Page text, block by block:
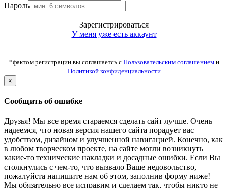
Пароль
Зарегистрироваться
У меня уже есть аккаунт
*фактом регистрации вы соглашаетсь с Пользовательским соглашениеми
Политикой конфиденциальности
×
Сообщить об ошибке
Друзья! Мы все время стараемся сделать сайт лучше. Очень
надеемся, что новая версия нашего сайта порадует вас
удобством, дизайном и улучшенной навигацией. Конечно, как
в любом творческом проекте, на сайте могли возникнуть
какие-то технические накладки и досадные ошибки. Если Вы
столкнулись с чем-то, что вызвало Ваше недовольство,
пожалуйста напишите нам об этом, заполнив форму ниже!
Мы обязательно все исправим и сделаем так, чтобы никто не